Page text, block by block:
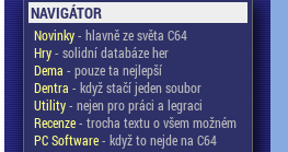
NAVIGÁTOR
Novinky- hlavně ze světa C64
Hry- solidní databáze her
Dema - pouze ta nejlepší
Dentra - když stačí jeden soubor
Utility- nejen pro práci a legraci
Recenze- trocha textu o všem možném
PC Software- když to nejde na C64